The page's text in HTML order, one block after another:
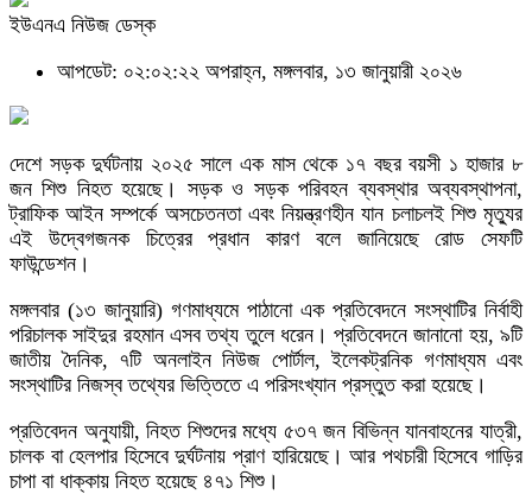
ইউএনএ নিউজ ডেস্ক
আপডেট: ০২:০২:২২ অপরাহ্ন, মঙ্গলবার, ১৩ জানুয়ারী ২০২৬
দেশে সড়ক দুর্ঘটনায় ২০২৫ সালে এক মাস থেকে ১৭ বছর বয়সী ১ হাজার ৮
জন শিশু নিহত হয়েছে। সড়ক ও সড়ক পরিবহন ব্যবস্থার অব্যবস্থাপনা,
ট্রাফিক আইন সম্পর্কে অসচেতনতা এবং নিয়ন্ত্রণহীন যান চলাচলই শিশু মৃত্যুর
এই উদ্বেগজনক চিত্রের প্রধান কারণ বলে জানিয়েছে রোড সেফটি
ফাউন্ডেশন।
মঙ্গলবার (১৩ জানুয়ারি) গণমাধ্যমে পাঠানো এক প্রতিবেদনে সংস্থাটির নির্বাহী
পরিচালক সাইদুর রহমান এসব তথ্য তুলে ধরেন। প্রতিবেদনে জানানো হয়, ৯টি
জাতীয় দৈনিক, ৭টি অনলাইন নিউজ পোর্টাল, ইলেকট্রনিক গণমাধ্যম এবং
সংস্থাটির নিজস্ব তথ্যের ভিত্তিতে এ পরিসংখ্যান প্রস্তুত করা হয়েছে।
প্রতিবেদন অনুযায়ী, নিহত শিশুদের মধ্যে ৫৩৭ জন বিভিন্ন যানবাহনের যাত্রী,
চালক বা হেলপার হিসেবে দুর্ঘটনায় প্রাণ হারিয়েছে। আর পথচারী হিসেবে গাড়ির
চাপা বা ধাক্কায় নিহত হয়েছে ৪৭১ শিশু।